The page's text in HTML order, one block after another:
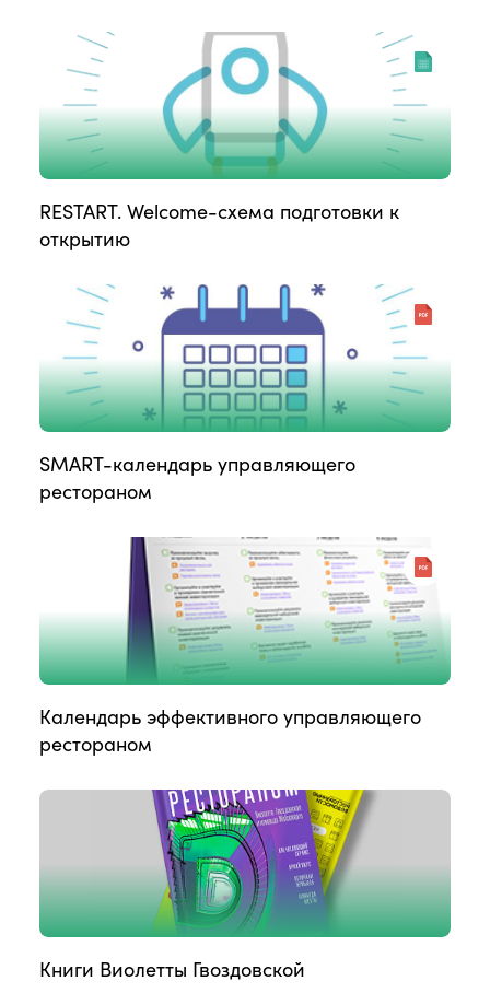
RESTART. Welcome-схема подготовки к
открытию
SMART-календарь управляющего
рестораном
Календарь эффективного управляющего
рестораном
Книги Виолетты Гвоздовской